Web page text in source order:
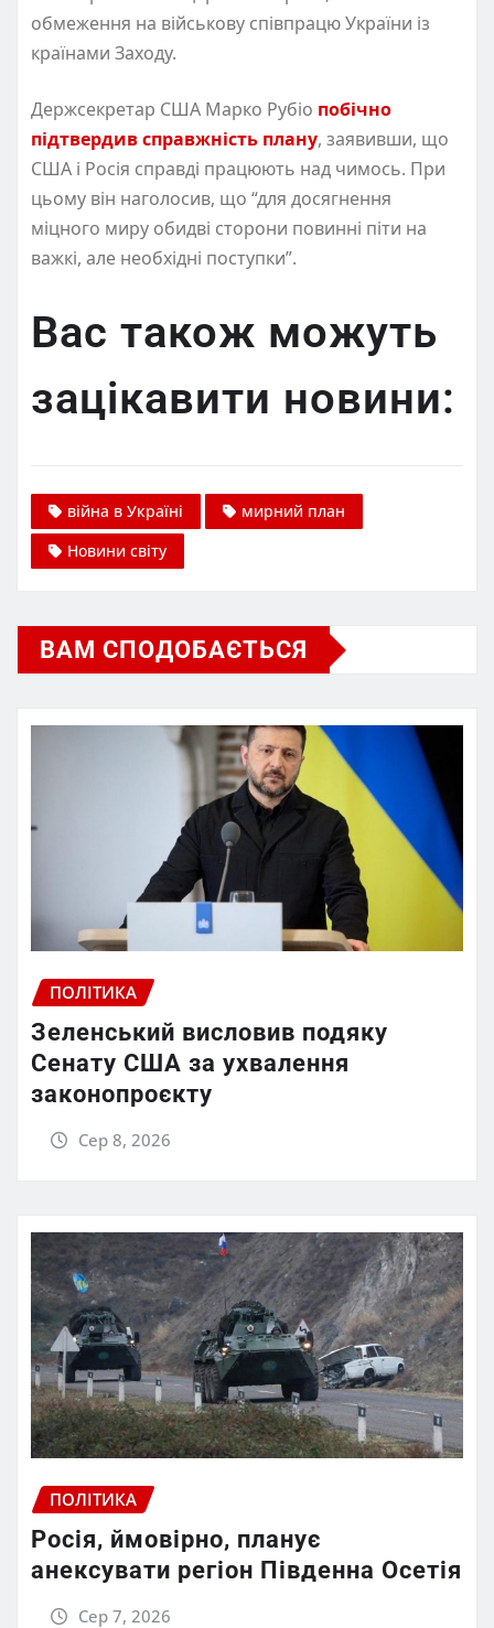
обмеження на військову співпрацю України із
країнами Заходу.
Держсекретар США Марко Рубіо побічно
підтвердив справжність плану, заявивши, що
США і Росія справді працюють над чимось. При
цьому він наголосив, що “для досягнення
міцного миру обидві сторони повинні піти на
важкі, але необхідні поступки”.
Вас також можуть
зацікавити новини:
війна в Україні
мирний план
Новини світу
ВАМ СПОДОБАЄТЬСЯ
ПОЛІТИКА
Зеленський висловив подяку
Сенату США за ухвалення
законопроєкту
Сер 8, 2026
ПОЛІТИКА
Росія, ймовірно, планує
анексувати регіон Південна Осетія
Сер 7, 2026